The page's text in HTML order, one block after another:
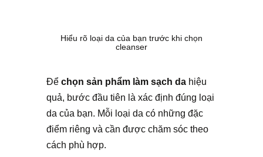
Hiểu rõ loại da của bạn trước khi chọn
cleanser
Để chọn sản phẩm làm sạch da hiệu
quả, bước đầu tiên là xác định đúng loại
da của bạn. Mỗi loại da có những đặc
điểm riêng và cần được chăm sóc theo
cách phù hợp.